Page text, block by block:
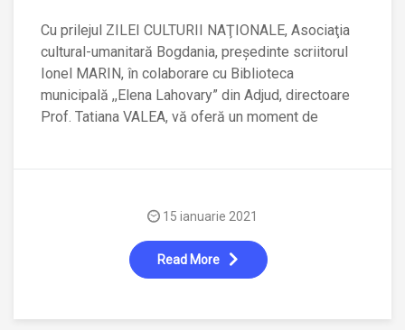
Cu prilejul ZILEI CULTURII NAŢIONALE, Asociaţia
cultural-umanitară Bogdania, preşedinte scriitorul
Ionel MARIN, în colaborare cu Biblioteca
municipală ,,Elena Lahovary” din Adjud, directoare
Prof. Tatiana VALEA, vă oferă un moment de
Read More
15 ianuarie 2021